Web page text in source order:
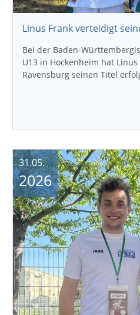
Linus Frank verteidigt
Bei der Baden-
U13 in Hockenheim hat Linus
Ravensburg seinen Titel
31.05.
2026